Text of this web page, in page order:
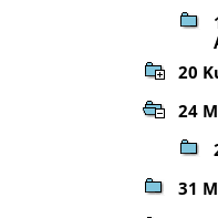
20
24
31